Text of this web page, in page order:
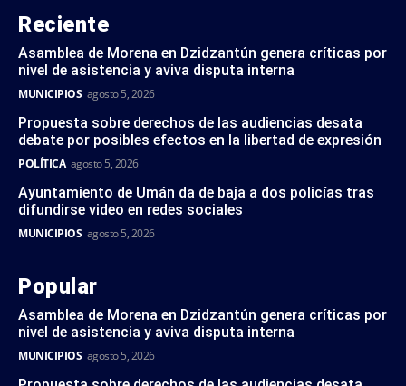
Reciente
Asamblea de Morena en Dzidzantún genera críticas por
nivel de asistencia y aviva disputa interna
MUNICIPIOS agosto 5, 2026
Propuesta sobre derechos de las audiencias desata
debate por posibles efectos en la libertad de expresión
POLÍTICA agosto 5, 2026
Ayuntamiento de Umán da de baja a dos policías tras
difundirse video en redes sociales
MUNICIPIOS agosto 5, 2026
Popular
Asamblea de Morena en Dzidzantún genera críticas por
nivel de asistencia y aviva disputa interna
MUNICIPIOS agosto 5, 2026